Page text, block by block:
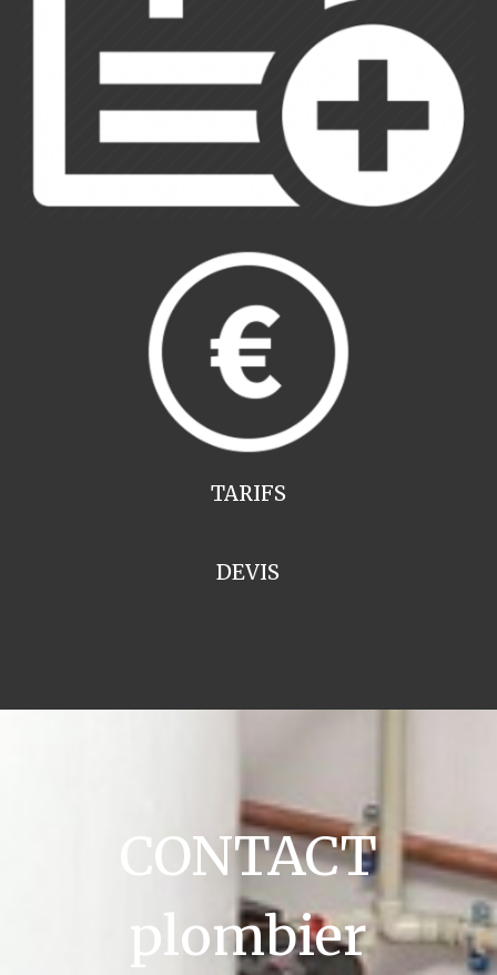
TARIFS
DEVIS
CONTACT
plombier